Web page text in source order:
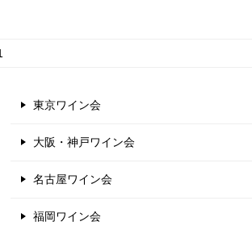
東京ワイン会
大阪・神戸ワイン会
名古屋ワイン会
福岡ワイン会